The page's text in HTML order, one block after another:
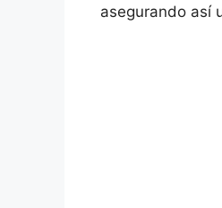
asegurando así